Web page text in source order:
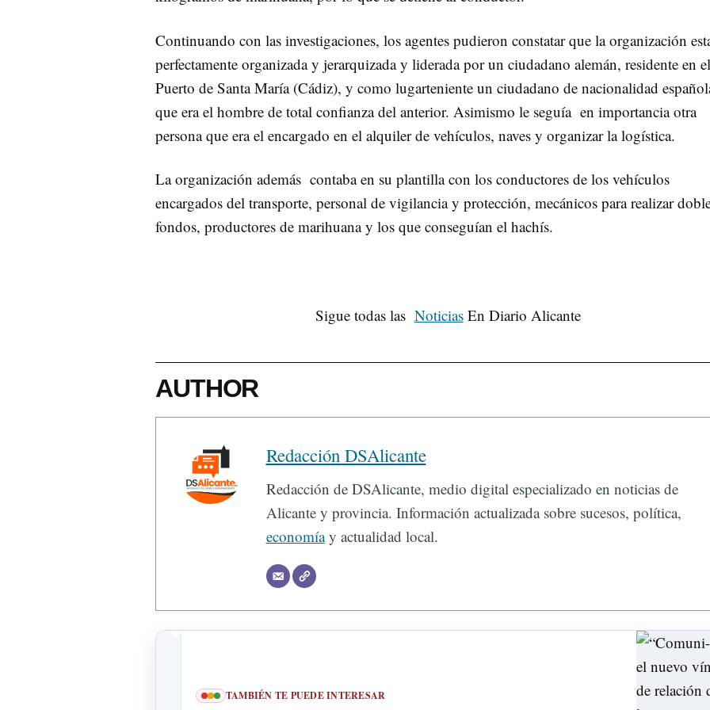
Continuando con las investigaciones, los agentes pudieron constatar que la organización
perfectamente organizada y jerarquizada y liderada por un ciudadano alemán, residente en el
Puerto de Santa María (Cádiz), y como lugarteniente un ciudadano de nacionalidad
que era el hombre de total confianza del anterior. Asimismo le seguía en importancia otra
persona que era el encargado en el alquiler de vehículos, naves y organizar la logística.
La organización además contaba en su plantilla con los conductores de los vehículos
encargados del transporte, personal de vigilancia y protección, mecánicos para realizar
fondos, productores de marihuana y los que conseguían el hachís.
Sigue todas las NoticiasEn Diario Alicante
AUTHOR
Redacción DSAlicante
Redacción de DSAlicante, medio digital especializado en noticias de
Alicante y provincia. Información actualizada sobre sucesos, política,
economíay actualidad local.
TAMBIÉN TE PUEDE INTERESAR